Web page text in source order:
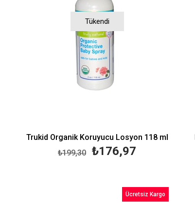
Tükendi
Trukid Organik Koruyucu Losyon 118 ml
₺176,97
₺199,30
Ücretsiz Kargo